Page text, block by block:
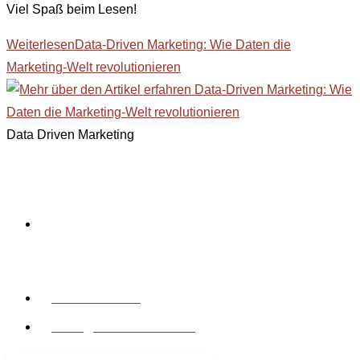
Viel Spaß beim Lesen!
WeiterlesenData-Driven Marketing: Wie Daten die
Marketing-Welt revolutionieren
Data Driven Marketing